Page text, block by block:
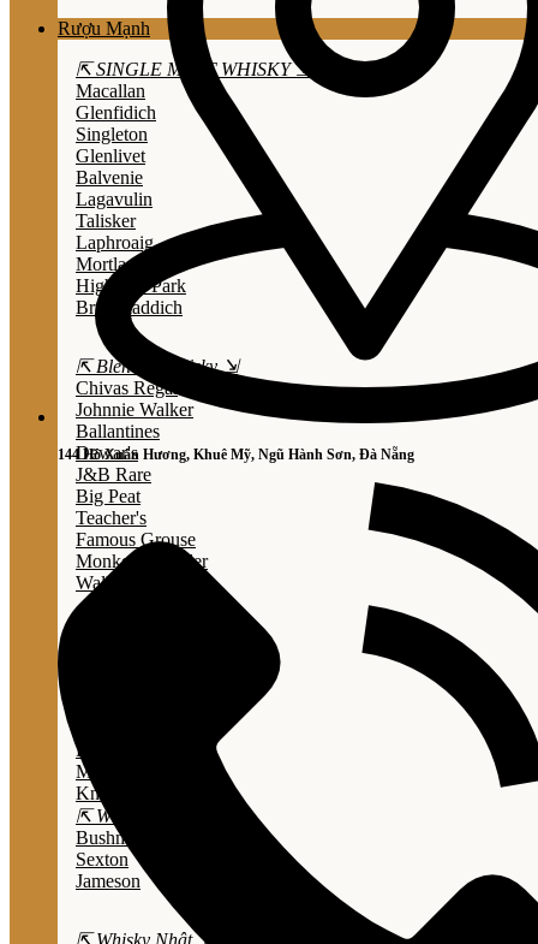
144 Hồ Xuân Hương, Khuê Mỹ, Ngũ Hành Sơn, Đà Nẵng
Rượu Mạnh
⇱ SINGLE MALT WHISKY ⇲
Macallan
Glenfidich
Singleton
Glenlivet
Balvenie
Lagavulin
Talisker
Laphroaig
Mortlach
Highland Park
Bruichladdich
⇱ Blended Whisky ⇲
Chivas Regal
Johnnie Walker
Ballantines
Dewar's
J&B Rare
Big Peat
Teacher's
Famous Grouse
Monkey Shouder
Wall Street
Evan Williams
Marker's Mark
Knob Creek
⇱ Whiskey Ailen ⇲
Bushmills
Sexton
Jameson
⇱ Whisky Nhật ⇲